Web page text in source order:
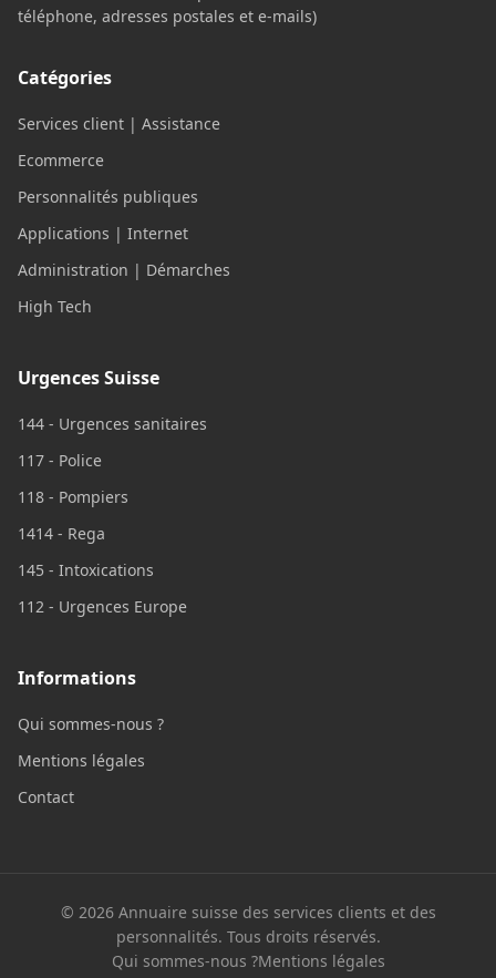
téléphone, adresses postales et e-mails)
Catégories
Services client | Assistance
Ecommerce
Personnalités publiques
Applications | Internet
Administration | Démarches
High Tech
Urgences Suisse
144 - Urgences sanitaires
117 - Police
118 - Pompiers
1414 - Rega
145 - Intoxications
112 - Urgences Europe
Informations
Qui sommes-nous ?
Mentions légales
Contact
© 2026 Annuaire suisse des services clients et des
personnalités. Tous droits réservés.
Qui sommes-nous ?Mentions légales